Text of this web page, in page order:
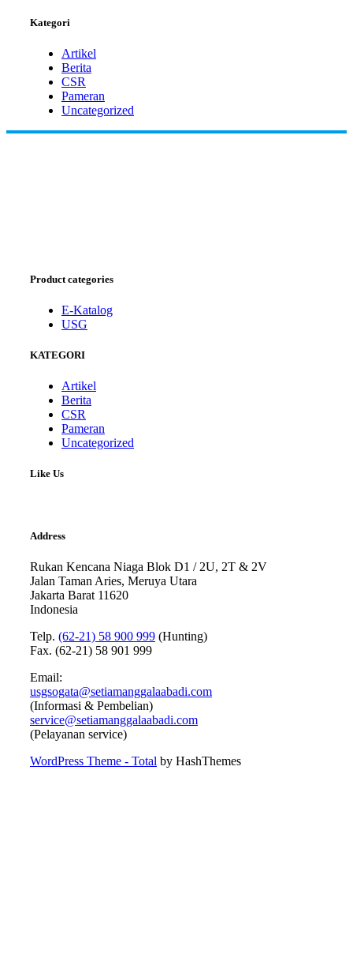
Kategori
Artikel
Berita
CSR
Pameran
Uncategorized
Product categories
E-Katalog
USG
KATEGORI
Artikel
Berita
CSR
Pameran
Uncategorized
Like Us
Address
Rukan Kencana Niaga Blok D1 / 2U, 2T & 2V
Jalan Taman Aries, Meruya Utara
Jakarta Barat 11620
Indonesia
Telp. (62-21) 58 900 999 (Hunting)
Fax. (62-21) 58 901 999
Email:
usgsogata@setiamanggalaabadi.com
(Informasi & Pembelian)
service@setiamanggalaabadi.com
(Pelayanan service)
WordPress Theme - Total by HashThemes